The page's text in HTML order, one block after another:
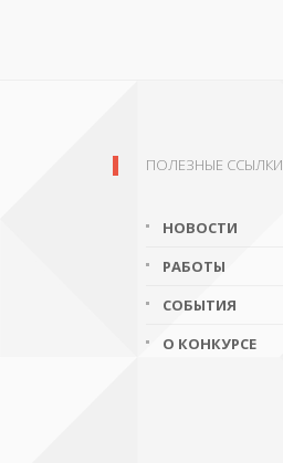
ПОЛЕЗНЫЕ ССЫЛКИ
НОВОСТИ
РАБОТЫ
СОБЫТИЯ
О КОНКУРСЕ